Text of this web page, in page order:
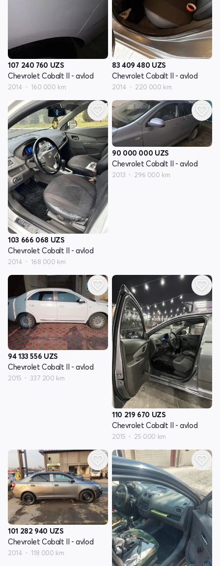
107 240 760 UZS
Chevrolet Cobalt II - avlod
2014 160 000 km
83 409 480 UZS
Chevrolet Cobalt II - avlod
2014 220 000 km
103 666 068 UZS
Chevrolet Cobalt II - avlod
2014 168 000 km
90 000 000 UZS
Chevrolet Cobalt II - avlod
2013 296 000 km
94 133 556 UZS
Chevrolet Cobalt II - avlod
2015 337 200 km
110 219 670 UZS
Chevrolet Cobalt II - avlod
2015 25 000 km
101 282 940 UZS
Chevrolet Cobalt II - avlod
2014 118 000 km